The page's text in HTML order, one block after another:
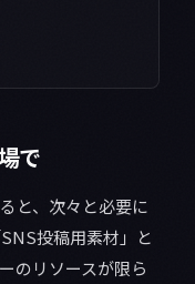
で
と、次々と必要に
投稿用素材」と
のリソースが限ら